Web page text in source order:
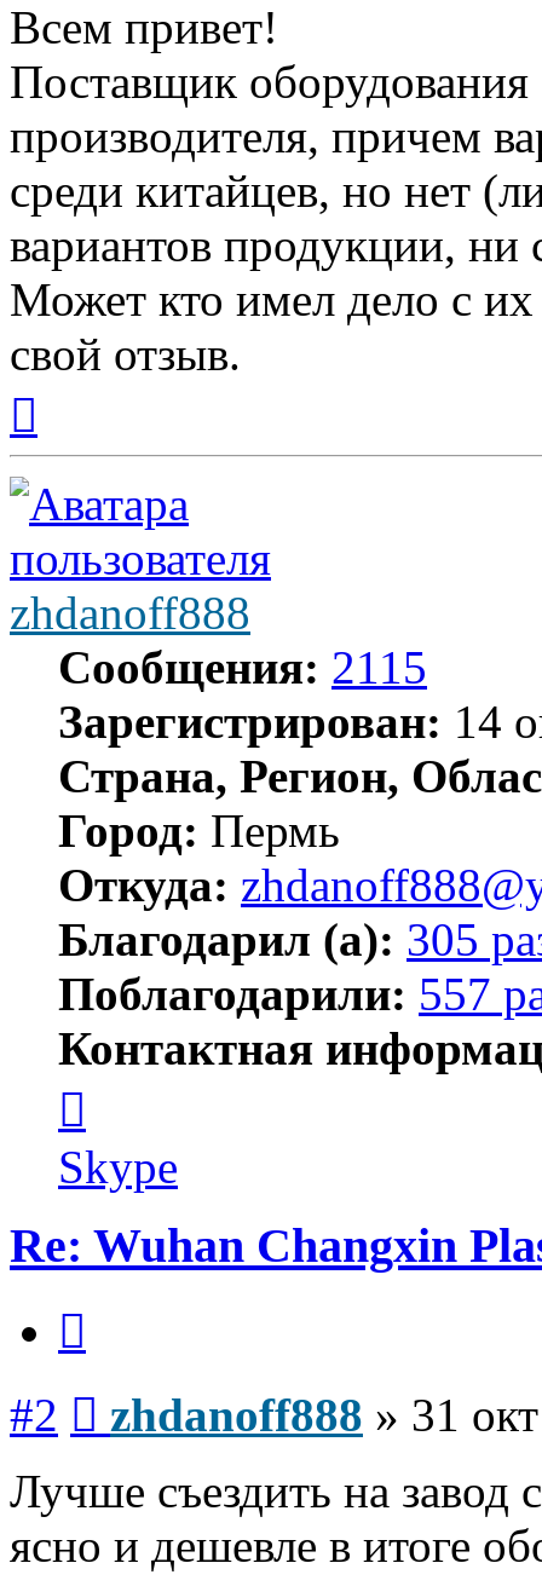
Всем привет!
Поставщик оборудования
производителя, причем
среди китайцев, но нет
вариантов продукции, ни
Может кто имел дело с
свой отзыв.
началу
zhdanoff888
Сообщения: 2115
Зарегистрирован: 14
Страна, Регион,
Город: Пермь
Откуда:
Благодарил (а): 305
Поблагодарили: 557
Контактная
пользователя
zhdanoff888
Skype
Re: Wuhan Changxin
#2 zhdanoff888 » 31
Лучше съездить на завод
ясно и дешевле в итоге